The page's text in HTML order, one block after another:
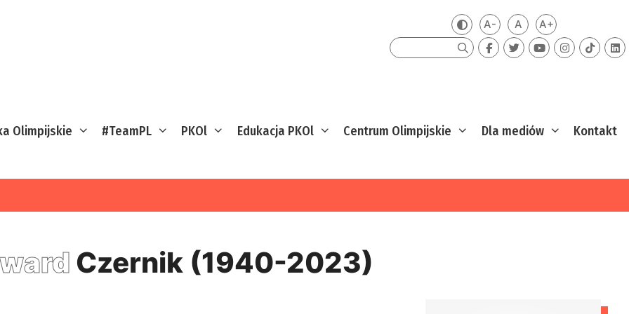
Zmień kontrast
A-Mniejsza czcionka
ADomyślna czcionka
A+Większa
Szukaj
Olimpijskie #TeamPL PKOl Edukacja PKOl Centrum Olimpijskie Dla mediów Kontakt
Czernik (1940-2023)